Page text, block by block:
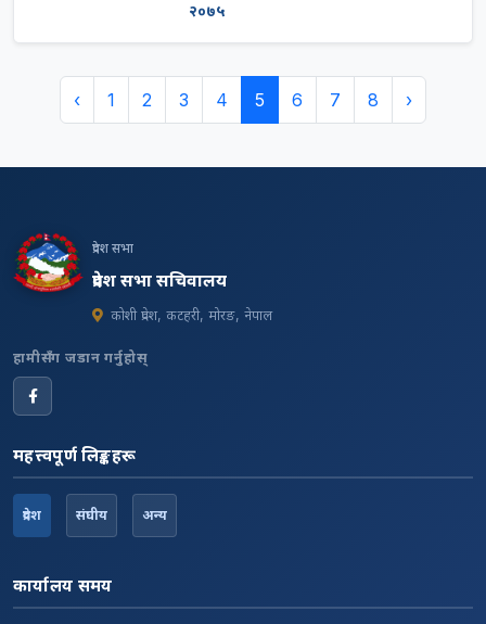
२०७५
‹ 1 2 3 4 5 6 7 8 ›
प्रदेश सभा
प्रदेश सभा सचिवालय
कोशी प्रदेश, कटहरी, मोरङ, नेपाल
हामीसँग जडान गर्नुहोस्
महत्त्वपूर्ण लिङ्कहरू
प्रदेश संघीय अन्य
कार्यालय समय